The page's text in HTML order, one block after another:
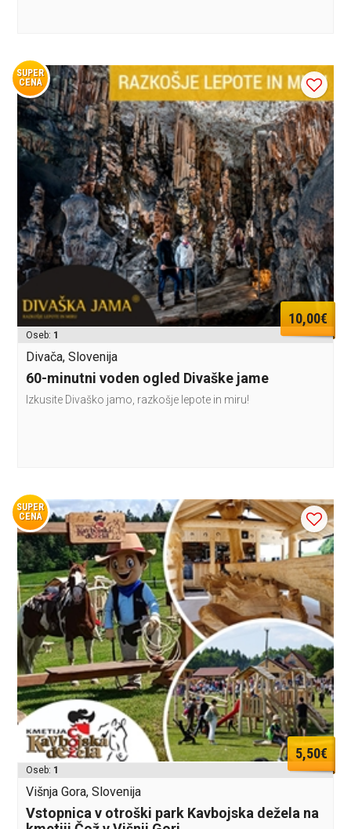
SUPER
CENA
10,00€
Oseb: 1
Divača, Slovenija
60-minutni voden ogled Divaške jame
Izkusite Divaško jamo, razkošje lepote in miru!
SUPER
CENA
5,50€
Oseb: 1
Višnja Gora, Slovenija
Vstopnica v otroški park Kavbojska dežela na